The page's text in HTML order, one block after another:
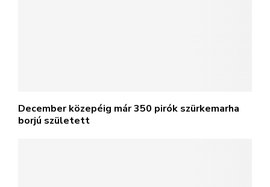
December közepéig már 350 pirók szürkemarha
borjú született